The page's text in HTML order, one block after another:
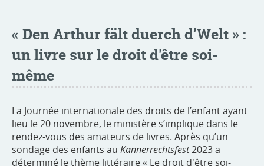
« Den Arthur fält duerch d’Welt » :
un livre sur le droit d'être soi-
même
La Journée internationale des droits de l’enfant ayant
lieu le 20 novembre, le ministère s’implique dans le
rendez-vous des amateurs de livres. Après qu’un
sondage des enfants au Kannerrechtsfest2023 a
déterminé le thème littéraire « Le droit d'être soi-